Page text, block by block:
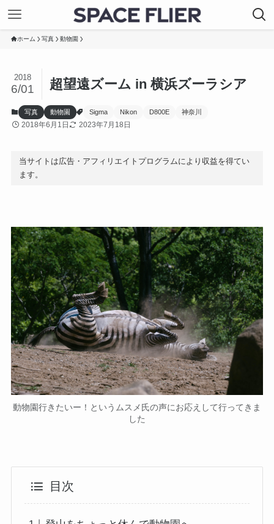
ホーム 写真 動物園
超望遠ズーム in 横浜ズーラシア
2018
6/01
写真 動物園 Sigma Nikon D800E 神奈川
2018年6月1日 2023年7月18日
当サイトは広告・アフィリエイトプログラムにより収益を得てい
ます。
動物園行きたいー！というムスメ氏の声にお応えして行ってきま
した
目次